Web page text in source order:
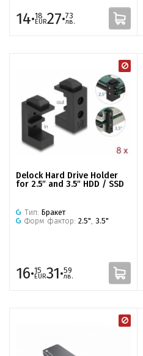
14·18
EUR27·73
лв.
Delock Hard Drive Holder
for 2.5″ and 3.5″ HDD / SSD
Тип: Бракет
Форм фактор: 2.5" 3.5"
16·15
EUR31·59
лв.